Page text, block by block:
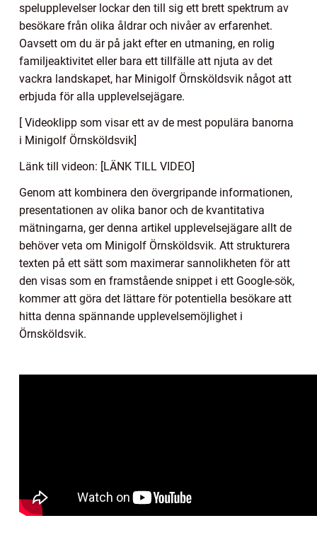
spelupplevelser lockar den till sig ett brett spektrum av
besökare från olika åldrar och nivåer av erfarenhet.
Oavsett om du är på jakt efter en utmaning, en rolig
familjeaktivitet eller bara ett tillfälle att njuta av det
vackra landskapet, har Minigolf Örnsköldsvik något att
erbjuda för alla upplevelsejägare.
[ Videoklipp som visar ett av de mest populära banorna
i Minigolf Örnsköldsvik]
Länk till videon: [LÄNK TILL VIDEO]
Genom att kombinera den övergripande informationen,
presentationen av olika banor och de kvantitativa
mätningarna, ger denna artikel upplevelsejägare allt de
behöver veta om Minigolf Örnsköldsvik. Att strukturera
texten på ett sätt som maximerar sannolikheten för att
den visas som en framstående snippet i ett Google-sök,
kommer att göra det lättare för potentiella besökare att
hitta denna spännande upplevelsemöjlighet i
Örnsköldsvik.